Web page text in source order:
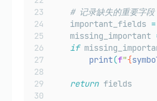
# 记录缺失的重要字段
    important_fields
=
    missing_important
if
print(f"{
return fields